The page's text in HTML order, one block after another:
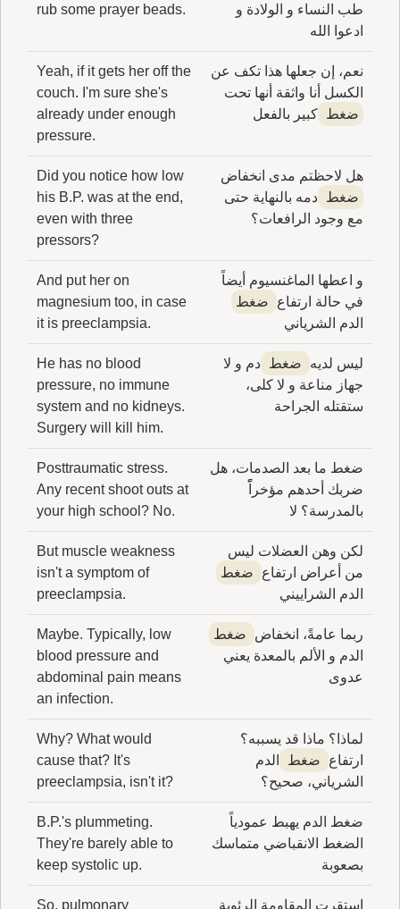
طب النساء و الولادة و
ادعوا الله
rub some prayer beads.
نعم، إن جعلها هذا تكف عن
الكسل أنا واثقة أنها تحت
ضغط كبير بالفعل
Yeah, if it gets her off the
couch. I'm sure she's
already under enough
pressure.
هل لاحظتم مدى انخفاض
ضغط دمه بالنهاية حتى
مع وجود الرافعات؟
Did you notice how low
his B.P. was at the end,
even with three
pressors?
و اعطها الماغنسيوم أيضاً
في حالة ارتفاع
ضغط
الدم الشرياني
And put her on
magnesium too, in case
it is preeclampsia.
ليس لديه ضغط دم و لا
جهاز مناعة و لا كلى،
ستقتله الجراحة
He has no blood
pressure, no immune
system and no kidneys.
Surgery will kill him.
ضغط ما بعد الصدمات، هل
ضربك أحدهم مؤخراًً
بالمدرسة؟ لا
Posttraumatic stress.
Any recent shoot outs at
your high school? No.
لكن وهن العضلات ليس
من أعراض ارتفاع
ضغط
الدم الشراييني
But muscle weakness
isn't a symptom of
preeclampsia.
ربما عامةً، انخفاض
ضغط
الدم و الألم بالمعدة يعني
عدوى
Maybe. Typically, low
blood pressure and
abdominal pain means
an infection.
لماذا؟ ماذا قد يسببه؟
ارتفاع
ضغط
الدم
الشرياني، صحيح؟
Why? What would
cause that? It's
preeclampsia, isn't it?
ضغط الدم يهبط عمودياً
الضغط الانقباضي متماسك
بصعوبة
B.P.'s plummeting.
They're barely able to
keep systolic up.
استقرت المقاومة الرئوية So, pulmonary